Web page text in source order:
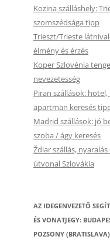
Kozina szálláshely:
szomszédsága tipp
Trieszt/Trieste
élmény és érzés
Koper Szlovénia
nevezetesség
Piran szállások:
apartman keresés
Madrid szállások: jó
szoba / ágy keresés
Ždiar szállás,
útvonal Szlovákia
AZ IDEGENVEZETŐ
ÉS VONATJEGY:
POZSONY